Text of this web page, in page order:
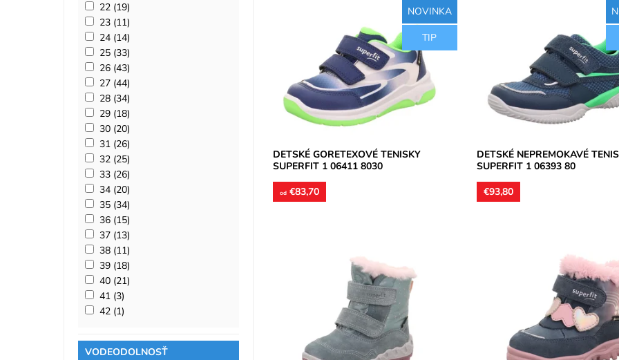
NOVINKA
TIP
Nepremokavá membrána Goretex.
Zvršok eko koža v kombinácii s textilom,
podšívka textilná, vložka kožená. Obuv
Dostupnosť:
Skladom
Značka:
Superfit
Záruka:
2 roky
DETSKÉ GORETEXOVÉ TENISKY
SUPERFIT 1 06411 8030
od €83,70
Tenisky s nepremokavou
Sympatex. Povrchový materiál
koža v kombinácii s textilom,
Dostupnosť:
Skladom
Značka:
Superfit
Záruka:
2 roky
DETSKÉ NEPREMOKAVÉ
SUPERFIT 1 06393 80
€93,80
Dievčenské nepremokavé zimné topánky
Superfit s membránou GoreTex,
zapínanie na dva suché zipsy. Zvršok
Skladom
Superfit
Záruka:
2 roky
Nepremokavé zimné topánky
membránou GoreTex, zapínanie
suché zipsy. Zvršok kombinácia
Dostupnosť:
Skladom
Superfit
Záruka:
2 roky
22 (19)
23 (11)
24 (14)
25 (33)
26 (43)
27 (44)
28 (34)
29 (18)
30 (20)
31 (26)
32 (25)
33 (26)
34 (20)
35 (34)
36 (15)
37 (13)
38 (11)
39 (18)
40 (21)
41 (3)
42 (1)
VODEODOLNOSŤ